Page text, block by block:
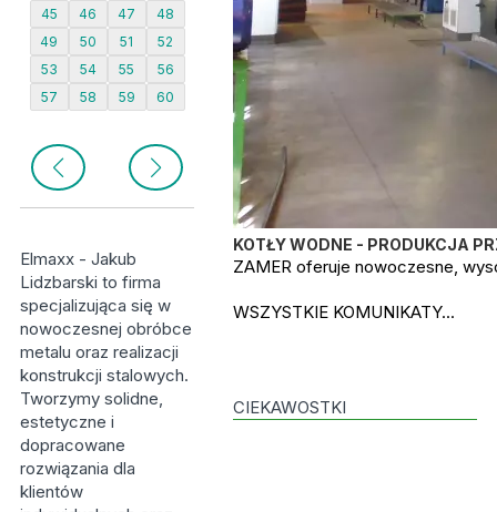
45
46 47
48
49
50 51
52
53
54 55
56
57
58 59 60
Elmaxx - Jakub
Lidzbarski to firma
specjalizująca się w
nowoczesnej obróbce
metalu oraz realizacji
konstrukcji stalowych.
Tworzymy solidne,
estetyczne i
dopracowane
rozwiązania dla
klientów
KOTŁY WODNE - PRODUKCJA
ZAMER oferuje nowoczesne,
WSZYSTKIE KOMUNIKATY...
CIEKAWOSTKI